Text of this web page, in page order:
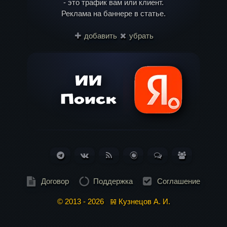
- это трафик вам или клиент.
Реклама на баннере в статье.
добавить убрать
Telegram ВКонтактеRSS
Блог
261)
Обсуждения
Договор
Поддержка Соглашение
© 2013 - 2026 𝌴 Кузнецов А. И.